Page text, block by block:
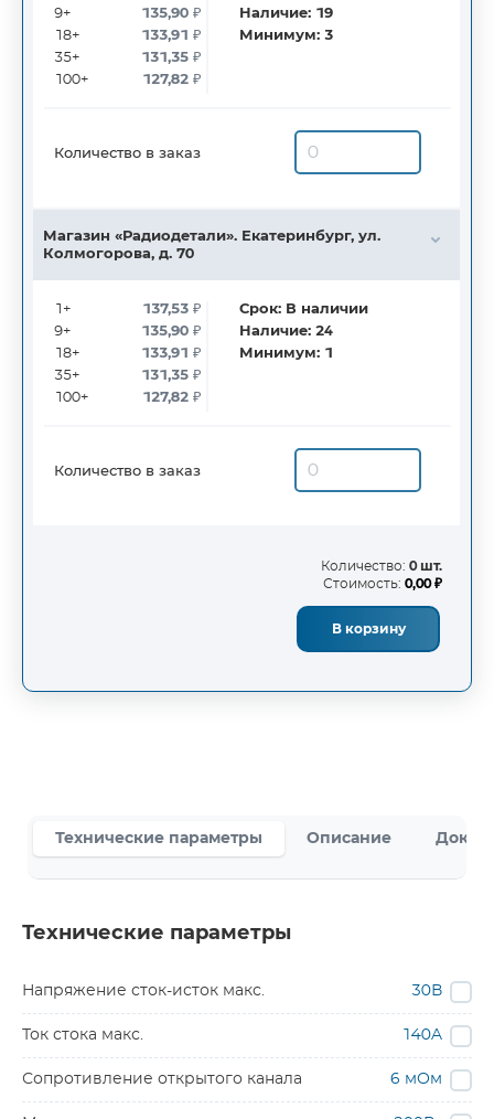
9+
18+
35+
100+
135,90₽
133,91₽
131,35₽
127,82₽
Наличие: 19
Минимум:3
Количество в заказ
Магазин «Радиодетали». Екатеринбург, ул.
Колмогорова, д. 70
1+
9+
18+
35+
100+
137,53₽
135,90₽
133,91₽
131,35₽
127,82₽
Срок: В наличии
Наличие:24
Минимум: 1
Количество в заказ
Количество: 0 шт.
Стоимость: 0,00 ₽
В корзину
Технические параметры Описание
Технические параметры
Напряжение сток-исток макс. 30В
Ток стока макс. 140A
Сопротивление открытого канала 6 мОм